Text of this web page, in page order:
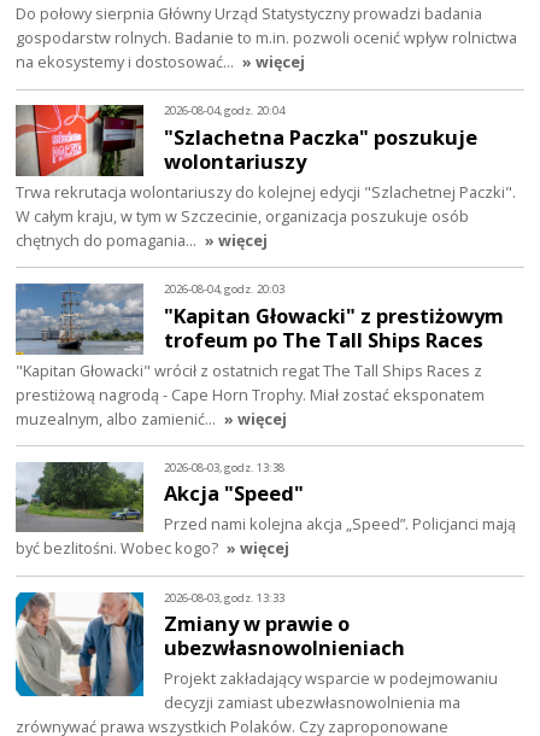
Do połowy sierpnia Główny Urząd Statystyczny prowadzi badania
gospodarstw rolnych. Badanie to m.in. pozwoli ocenić wpływ rolnictwa
na ekosystemy i dostosować… » więcej
2026-08-04, godz. 20:04
"Szlachetna Paczka" poszukuje
wolontariuszy
Trwa rekrutacja wolontariuszy do kolejnej edycji "Szlachetnej Paczki".
W całym kraju, w tym w Szczecinie, organizacja poszukuje osób
chętnych do pomagania… » więcej
2026-08-04, godz. 20:03
"Kapitan Głowacki" z prestiżowym
trofeum po The Tall Ships Races
"Kapitan Głowacki" wrócił z ostatnich regat The Tall Ships Races z
prestiżową nagrodą - Cape Horn Trophy. Miał zostać eksponatem
muzealnym, albo zamienić… » więcej
2026-08-03, godz. 13:38
Akcja "Speed"
Przed nami kolejna akcja „Speed”. Policjanci mają
być bezlitośni. Wobec kogo? » więcej
2026-08-03, godz. 13:33
Zmiany w prawie o
ubezwłasnowolnieniach
Projekt zakładający wsparcie w podejmowaniu
decyzji zamiast ubezwłasnowolnienia ma
zrównywać prawa wszystkich Polaków. Czy zaproponowane